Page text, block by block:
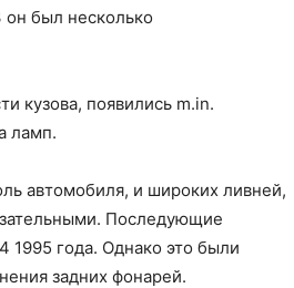
был несколько
кузова, появились m.in.
ламп.
автомобиля, и широких ливней,
Последующие
1995 года. Однако это были
задних фонарей.